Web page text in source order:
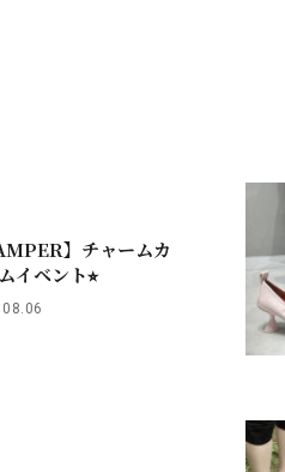
】チャームカ
イベント⭐︎